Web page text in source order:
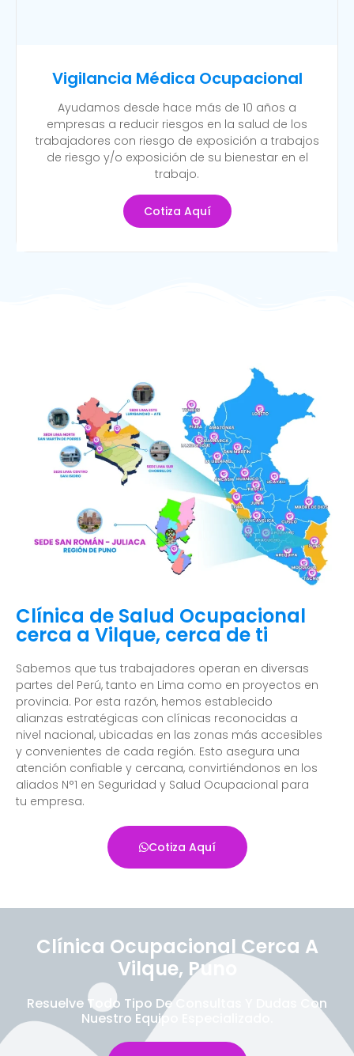
Vigilancia Médica Ocupacional
Ayudamos desde hace más de 10 años a
empresas a reducir riesgos en la salud de los
trabajadores con riesgo de exposición a trabajos
de riesgo y/o exposición de su bienestar en el
trabajo.
Cotiza Aquí
Clínica de Salud Ocupacional
cerca a Vilque, cerca de ti
Sabemos que tus trabajadores operan en diversas
partes del Perú, tanto en Lima como en proyectos en
provincia. Por esta razón, hemos establecido
alianzas estratégicas con clínicas reconocidas a
nivel nacional, ubicadas en las zonas más accesibles
y convenientes de cada región. Esto asegura una
atención confiable y cercana, convirtiéndonos en los
aliados N°1 en Seguridad y Salud Ocupacional para
tu empresa.
Cotiza Aquí
Clínica Ocupacional Cerca A
Vilque, Puno
Resuelve Todo Tipo De Consultas Y Dudas Con
Nuestro Equipo Especializado.